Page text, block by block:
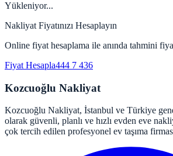
Yükleniyor...
Nakliyat Fiyatınızı Hesaplayın
Online fiyat hesaplama ile anında tahmini
Fiyat Hesapla444 7 436
Kozcuoğlu Nakliyat
Kozcuoğlu Nakliyat, İstanbul ve Türkiye
olarak güvenli, planlı ve hızlı evden eve
çok tercih edilen profesyonel ev taşıma